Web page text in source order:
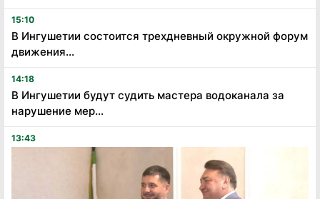
15:10
В Ингушетии состоится трехдневный окружной форум
движения...
14:18
В Ингушетии будут судить мастера водоканала за
нарушение мер...
13:43